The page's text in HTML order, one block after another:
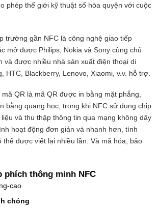
phép thế giới kỹ thuật số hòa quyện với cuộc
trường gần NFC là công nghệ giao tiếp
mở được Philips, Nokia và Sony cùng chủ
và được nhiều nhà sản xuất điện thoại di
HTC, Blackberry, Lenovo, Xiaomi, v.v. hỗ trợ.
QR là mã QR được in bằng mặt phẳng,
bằng quang học, trong khi NFC sử dụng chip
và thu thập thông tin qua mạng không dây
hoạt động đơn giản và nhanh hơn, tính
thể được viết lại nhiều lần. Và mã hóa, bảo
phích thông minh NFC
chóng